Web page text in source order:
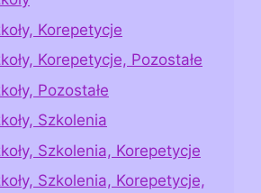
Korepetycje
Korepetycje, Pozostałe
Pozostałe
Szkolenia
Szkolenia, Korepetycje
Szkolenia, Korepetycje,